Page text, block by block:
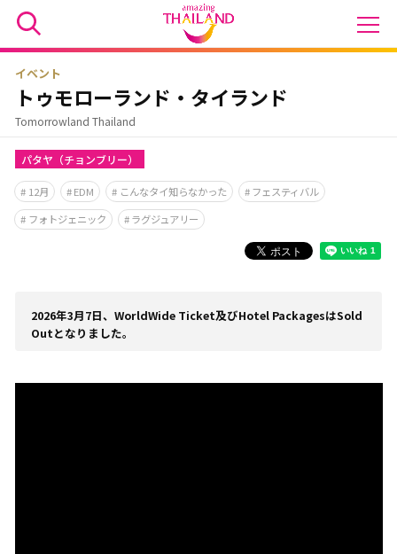
イベント
トゥモローランド・タイランド
Tomorrowland Thailand
パタヤ（チョンブリー）
12月 EDM こんなタイ知らなかった
フェスティバル
フォトジェニック
ラグジュアリー
2026年3月7日、WorldWide Ticket及びHotel PackagesはSold
Outとなりました。